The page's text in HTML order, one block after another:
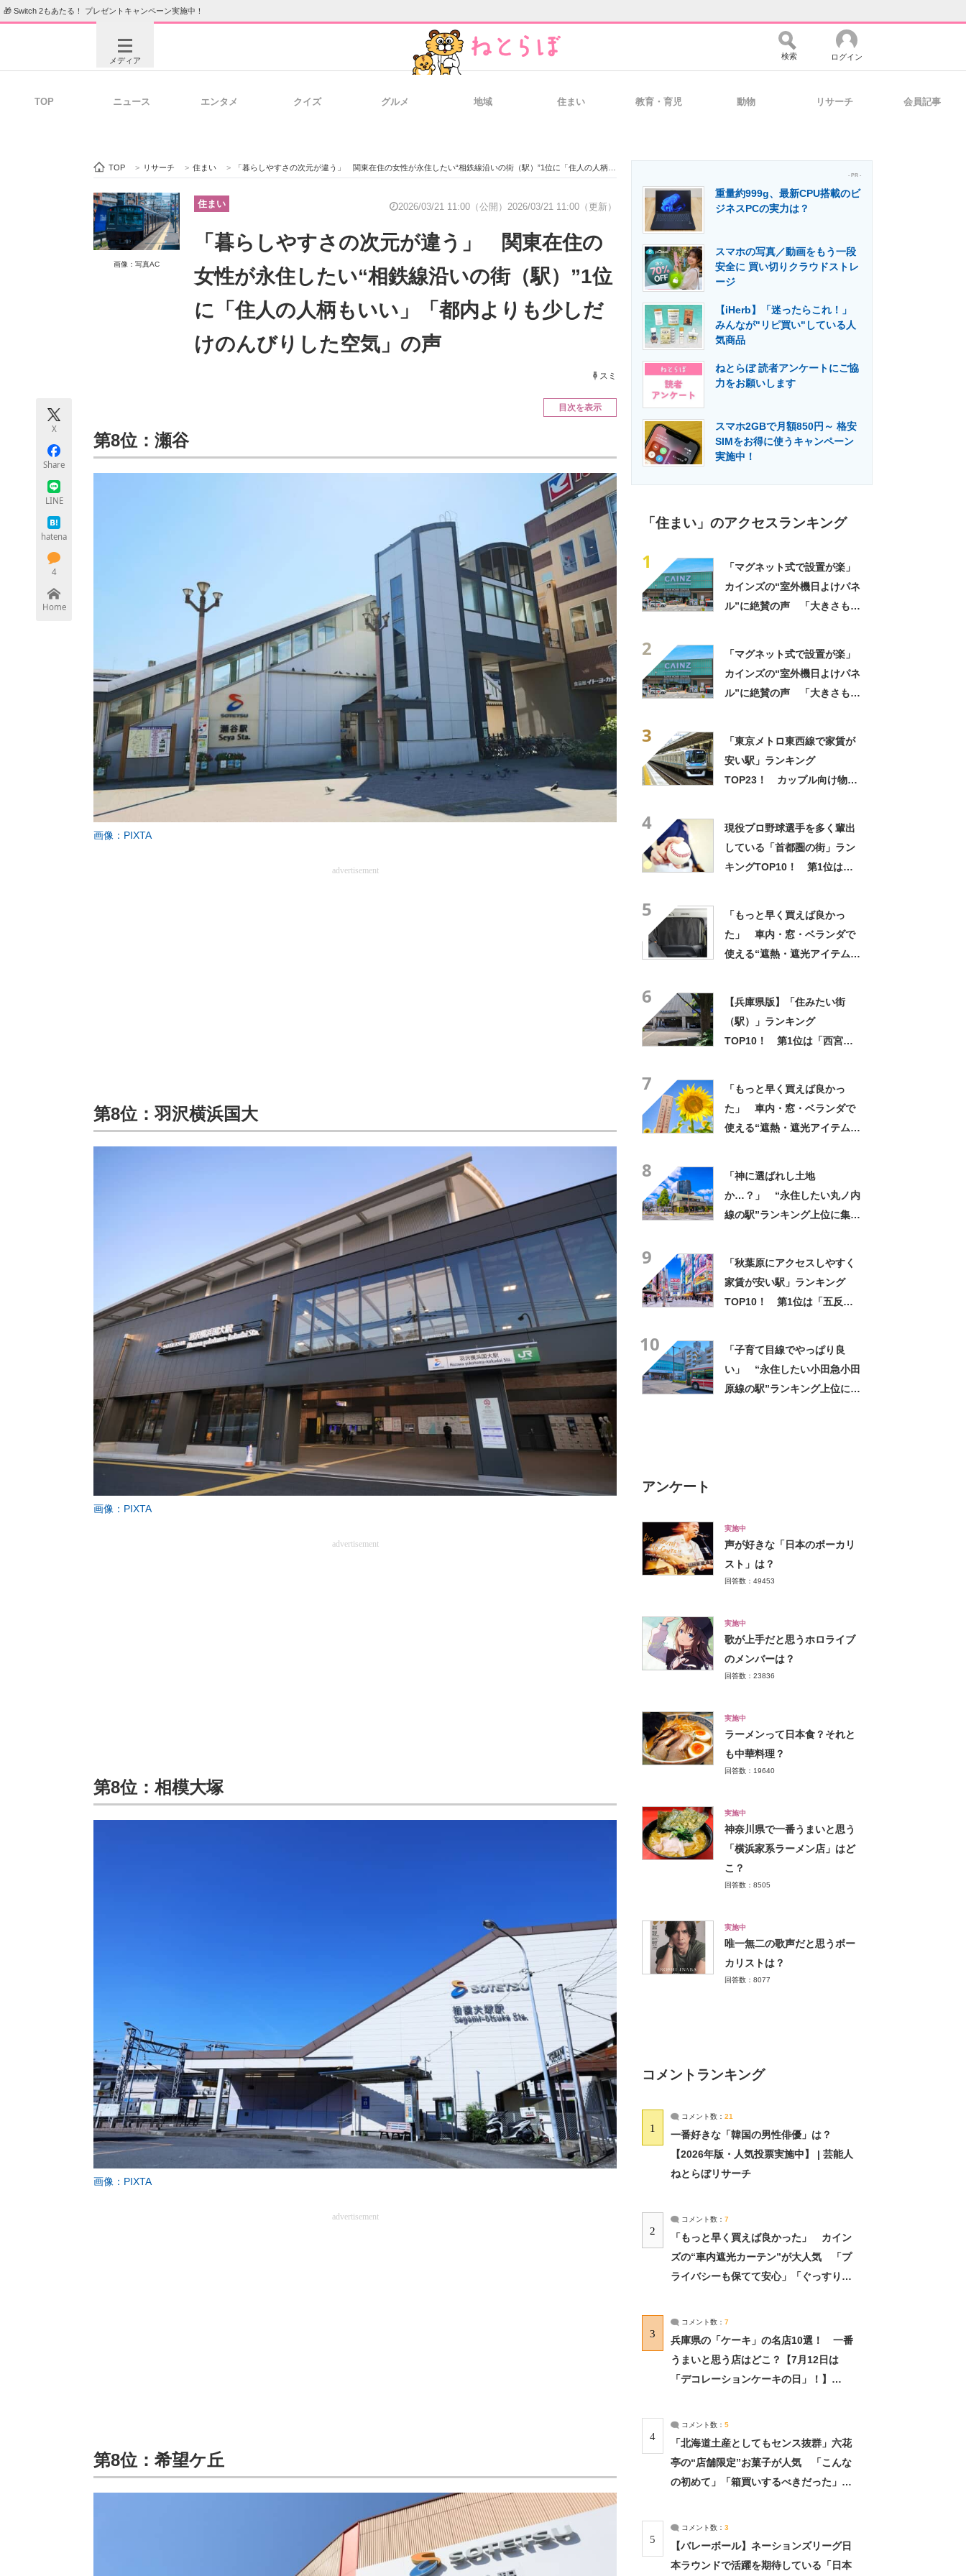
🎁 Switch 2もあたる！ プレゼントキャンペーン実施中！
メディア
ビジネスと働き方のヒント 経営リーダーのコミュニティ マーケ×ITの今がよく分かる
ITエンジニア向け専門サイト 企業向けIT製品の総合サイト 製造業のIT導入・活用を支援
エレクトロニクス専門サイト エネルギーの専門メディア 建設×テクノロジーの最前線
検索 ログイン
TOP ニュース エンタメ クイズ グルメ 地域 住まい 教育・育児 動物 リサーチ 会員記事
TOP > リサーチ > 住まい > 「暮らしやすさの次元が違う」 関東在住の女性が永住したい“相鉄線沿いの街（駅）”1位に「住人の人柄もいい」「都内よりも少しだけのんびりした空気」の声
画像：写真AC
住まい 2026/03/21 11:00（公開） 2026/03/21 11:00（更新）
「暮らしやすさの次元が違う」 関東在住の
女性が永住したい“相鉄線沿いの街（駅）”1位
に「住人の人柄もいい」「都内よりも少しだ
けのんびりした空気」の声
スミ
X
Share
LINE
hatena
4
Home
目次を表示
第8位：瀬谷
画像：PIXTA
advertisement
第8位：羽沢横浜国大
画像：PIXTA
advertisement
第8位：相模大塚
画像：PIXTA
advertisement
第8位：希望ケ丘
- PR -
重量約999g、最新CPU搭載のビ
ジネスPCの実力は？
スマホの写真／動画をもう一段
安全に 買い切りクラウドストレ
ージ
【iHerb】「迷ったらこれ！」
みんなが"リピ買い"している人
気商品
ねとらぼ 読者アンケートにご協
力をお願いします
スマホ2GBで月額850円～ 格安
SIMをお得に使うキャンペーン
実施中！
「住まい」のアクセスランキング
1
「マグネット式で設置が楽」
カインズの“室外機日よけパネ
ル”に絶賛の声 「大きさもあ
2
「マグネット式で設置が楽」
カインズの“室外機日よけパネ
ル”に絶賛の声 「大きさもあ
3
「東京メトロ東西線で家賃が
安い駅」ランキング
TOP23！ カップル向け物件
4
現役プロ野球選手を多く輩出
している「首都圏の街」ラン
キングTOP10！ 第1位は
5
「もっと早く買えば良かっ
た」 車内・窓・ベランダで
使える“遮熱・遮光アイテム”3
6
【兵庫県版】「住みたい街
（駅）」ランキング
TOP10！ 第1位は「西宮北
7
「もっと早く買えば良かっ
た」 車内・窓・ベランダで
使える“遮熱・遮光アイテム”3
8
「神に選ばれし土地
か…？」 “永住したい丸ノ内
線の駅”ランキング上位に集ま
9
「秋葉原にアクセスしやすく
家賃が安い駅」ランキング
TOP10！ 第1位は「五反
10
「子育て目線でやっぱり良
い」 “永住したい小田急小田
原線の駅”ランキング上位に
アンケート
実施中
声が好きな「日本のボーカリ
スト」は？
回答数：49453
実施中
歌が上手だと思うホロライブ
のメンバーは？
回答数：23836
実施中
ラーメンって日本食？それと
も中華料理？
回答数：19640
実施中
神奈川県で一番うまいと思う
「横浜家系ラーメン店」はど
こ？
回答数：8505
実施中
唯一無二の歌声だと思うボー
カリストは？
回答数：8077
コメントランキング
1
コメント数： 21
一番好きな「韓国の男性俳優」は？
【2026年版・人気投票実施中】 | 芸能人
ねとらぼリサーチ
2
コメント数： 7
「もっと早く買えば良かった」 カイン
ズの“車内遮光カーテン”が大人気 「プ
ライバシーも保てて安心」「ぐっすり眠
3
コメント数： 7
兵庫県の「ケーキ」の名店10選！ 一番
うまいと思う店はどこ？【7月12日は
「デコレーションケーキの日」！】
4
コメント数： 5
「北海道土産としてもセンス抜群」六花
亭の“店舗限定”お菓子が人気 「こんな
の初めて」「箱買いするべきだった」
5
コメント数： 3
【バレーボール】ネーションズリーグ日
本ラウンドで活躍を期待している「日本